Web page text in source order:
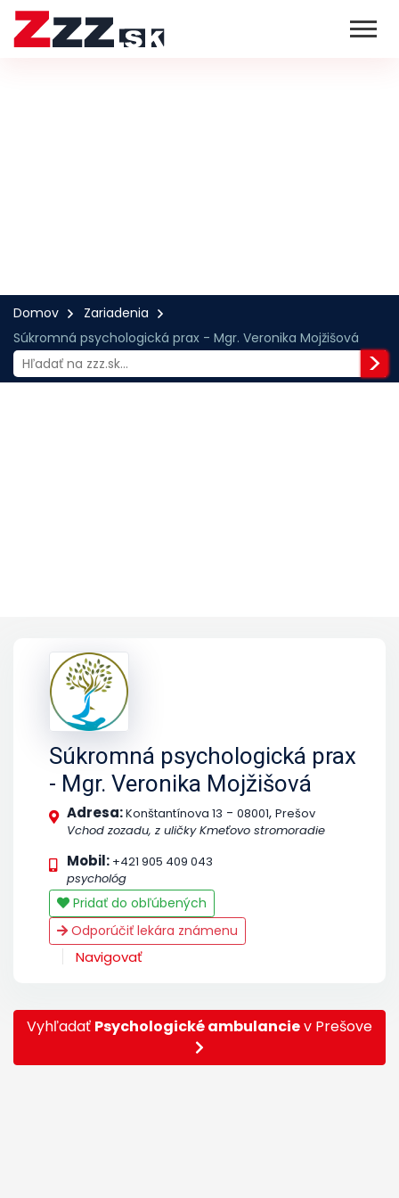
Domov
Zariadenia
Súkromná psychologická prax - Mgr. Veronika Mojžišová
Súkromná psychologická prax
- Mgr. Veronika Mojžišová
Adresa:Konštantínova 13 - 08001, Prešov
Vchod zozadu, z uličky Kmeťovo stromoradie
Mobil: +421 905 409 043
psychológ
Pridať do obľúbených
Odporúčiť lekára známenu
Navigovať
Vyhľadať Psychologické ambulancie